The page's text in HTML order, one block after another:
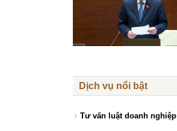
Dịch vụ nổi bật
Tư vấn luật doanh nghiệp